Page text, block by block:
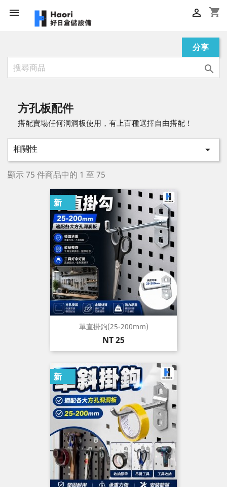
 shopping_cart

分享

方孔板配件
搭配賣場任何洞洞板使用，有上百種選擇自由搭配！
相關性 
顯示 75 件商品中的 1 至 75
單直掛鉤(25-200mm)
價
格
NT 25
新
新